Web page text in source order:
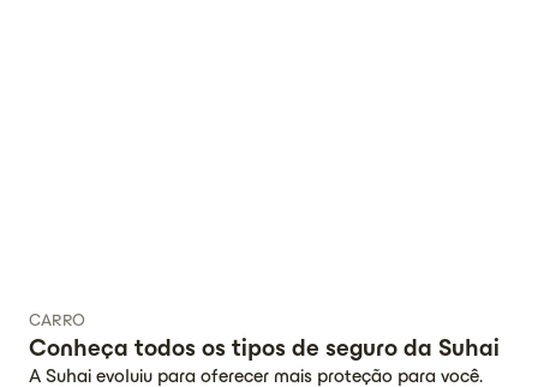
CARRO
Conheça todos os tipos de seguro da Suhai
A Suhai evoluiu para oferecer mais proteção para você.